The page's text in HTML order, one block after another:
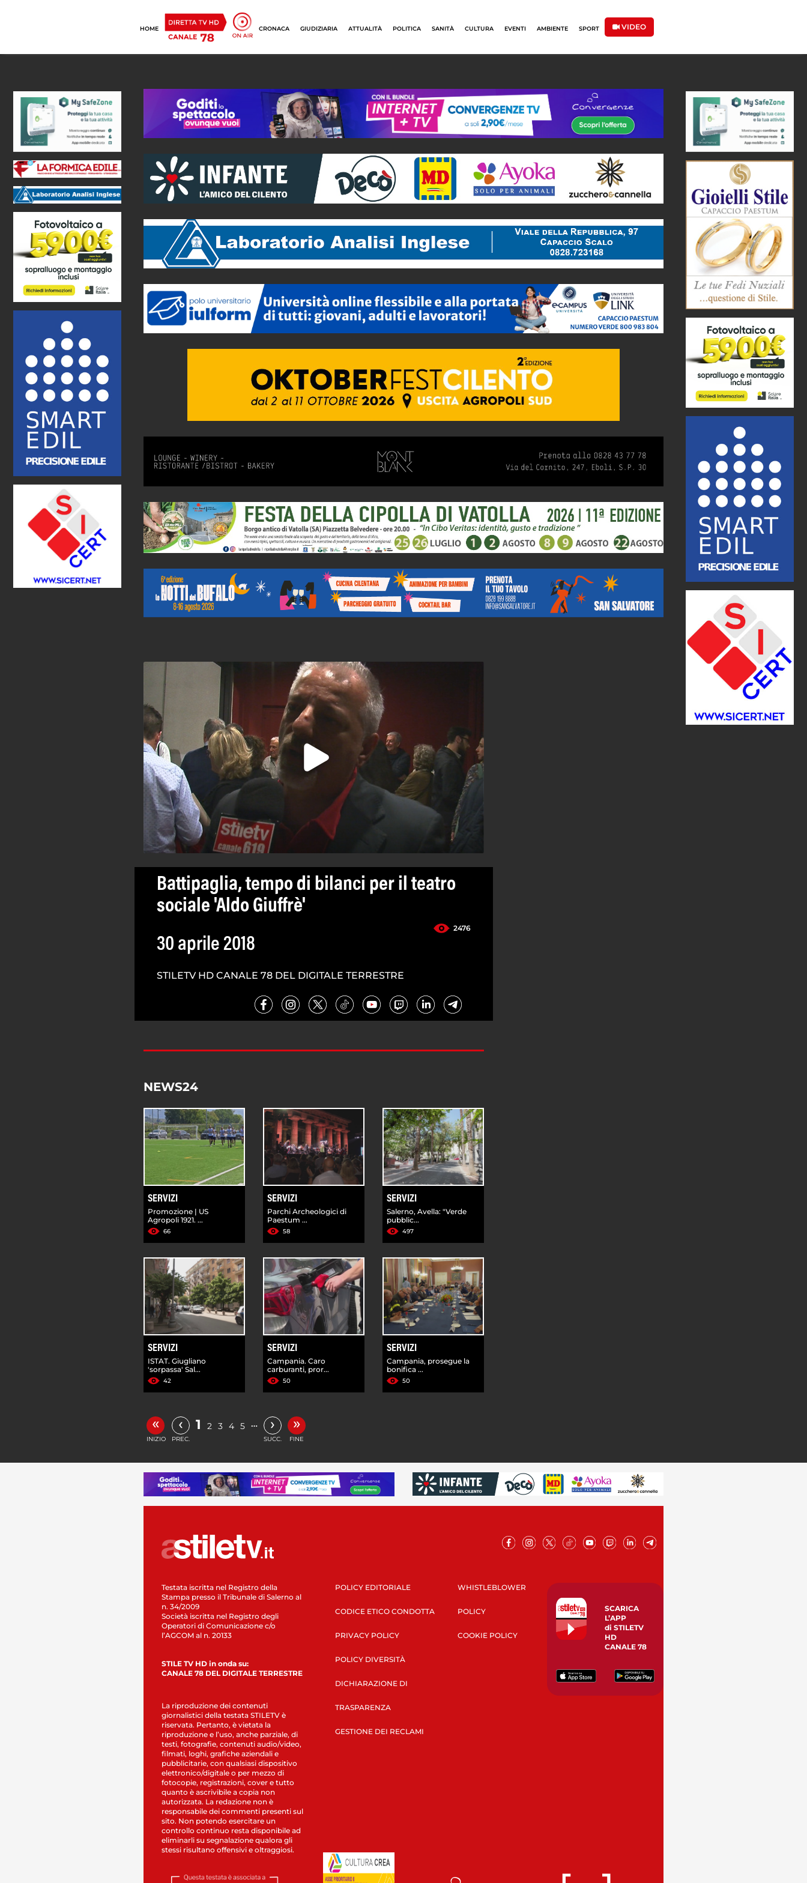
HOME CRONACA GIUDIZIARIA ATTUALITÀ POLITICA SANITÀ CULTURA EVENTI AMBIENTE SPORT VIDEO
Battipaglia, tempo di bilanci per il teatro
sociale 'Aldo Giuffrè'
2476
30 aprile 2018
STILETV HD CANALE 78 DEL DIGITALE TERRESTRE
NEWS24
SERVIZI
Promozione | US
Agropoli 1921. ...
66
SERVIZI
Parchi Archeologici di
Paestum ...
58
SERVIZI
Salerno, Avella: "Verde
pubblic...
497
SERVIZI
ISTAT. Giugliano
'sorpassa' Sal...
42
SERVIZI
Campania. Caro
carburanti, pror...
50
SERVIZI
Campania, prosegue la
bonifica ...
50
«
INIZIO
‹
PREC.
1 2 3 4 5 … ›
SUCC.
»
FINE
Testata iscritta nel Registro della
Stampa presso il Tribunale di Salerno al
n. 34/2009
Società iscritta nel Registro degli
Operatori di Comunicazione c/o
l’AGCOM al n. 20133
STILE TV HD in onda su:
CANALE 78 DEL DIGITALE TERRESTRE
La riproduzione dei contenuti
giornalistici della testata STILETV è
riservata. Pertanto, è vietata la
riproduzione e l’uso, anche parziale, di
testi, fotografie, contenuti audio/video,
filmati, loghi, grafiche aziendali e
pubblicitarie, con qualsiasi dispositivo
elettronico/digitale o per mezzo di
fotocopie, registrazioni, cover e tutto
quanto è ascrivibile a copia non
autorizzata. La redazione non è
responsabile dei commenti presenti sul
sito. Non potendo esercitare un
controllo continuo resta disponibile ad
eliminarli su segnalazione qualora gli
stessi risultano offensivi e oltraggiosi.
POLICY EDITORIALE
CODICE ETICO CONDOTTA
PRIVACY POLICY
POLICY DIVERSITÀ
DICHIARAZIONE DI
TRASPARENZA
GESTIONE DEI RECLAMI
WHISTLEBLOWER
POLICY
COOKIE POLICY
SCARICA
L’APP
di STILETV
HD
CANALE 78